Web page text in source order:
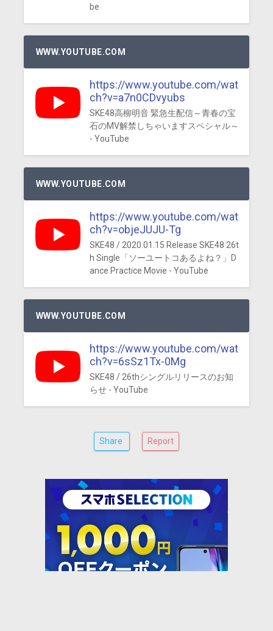
be
WWW.YOUTUBE.COM
https://www.youtube.com/wat
ch?v=a7n0CDvyubs
SKE48高柳明音 緊急生配信～青春の宝
石のMV解禁しちゃいますスペシャル～
- YouTube
WWW.YOUTUBE.COM
https://www.youtube.com/wat
ch?v=objeJUJU-Tg
SKE48 / 2020.01.15 Release SKE48 26t
h Single「ソーユートコあるよね？」D
ance Practice Movie - YouTube
WWW.YOUTUBE.COM
https://www.youtube.com/wat
ch?v=6sSz1Tx-0Mg
SKE48 / 26thシングルリリースのお知
らせ - YouTube
Share Report